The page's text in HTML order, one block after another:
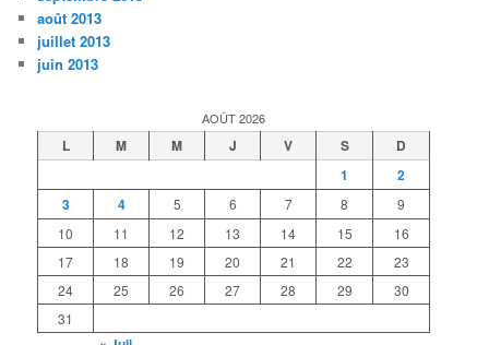
août 2013
juillet 2013
juin 2013
AOÛT 2026
L M M J V S
D
1
2
3
4 5 6 7 8
9
10
11 12 13 14 15
16
17
18 19 20 21 22
23
24
25 26 27 28 29
30
31